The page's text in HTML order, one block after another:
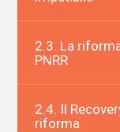
2.3. La
PNRR
2.4. Il
riforma